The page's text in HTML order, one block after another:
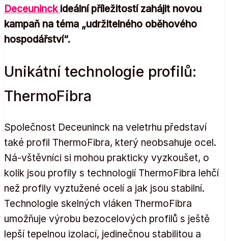
Deceuninckideální příležitostí zahájit novou
kampaň na téma „udržitelného oběhového
hospodářství“.
Unikátní technologie profilů:
ThermoFibra
Společnost Deceuninck na veletrhu představí
také profil ThermoFibra, který neobsahuje ocel.
Ná-vštěvníci si mohou prakticky vyzkoušet, o
kolik jsou profily s technologií ThermoFibra lehčí
než profily vyztužené ocelí a jak jsou stabilní.
Technologie skelných vláken ThermoFibra
umožňuje výrobu bezocelových profilů s ještě
lepší tepelnou izolací, jedinečnou stabilitou a